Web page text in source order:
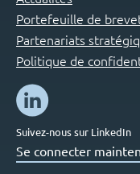
Portefeuille de
Partenariats
Politique de
Suivez-nous sur LinkedIn
Se connecter